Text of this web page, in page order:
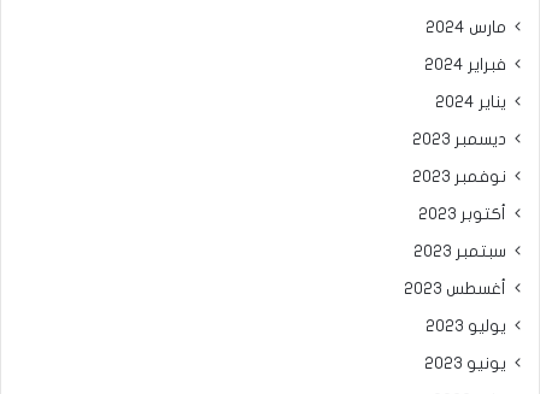
مارس 2024
فبراير 2024
يناير 2024
ديسمبر 2023
نوفمبر 2023
أكتوبر 2023
سبتمبر 2023
أغسطس 2023
يوليو 2023
يونيو 2023